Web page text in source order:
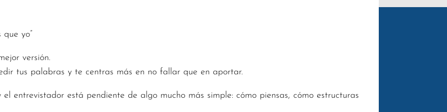
yo”
versión.
tus palabras y te centras más en no fallar que en aportar.
entrevistador está pendiente de algo mucho más simple: cómo piensas, cómo estructuras